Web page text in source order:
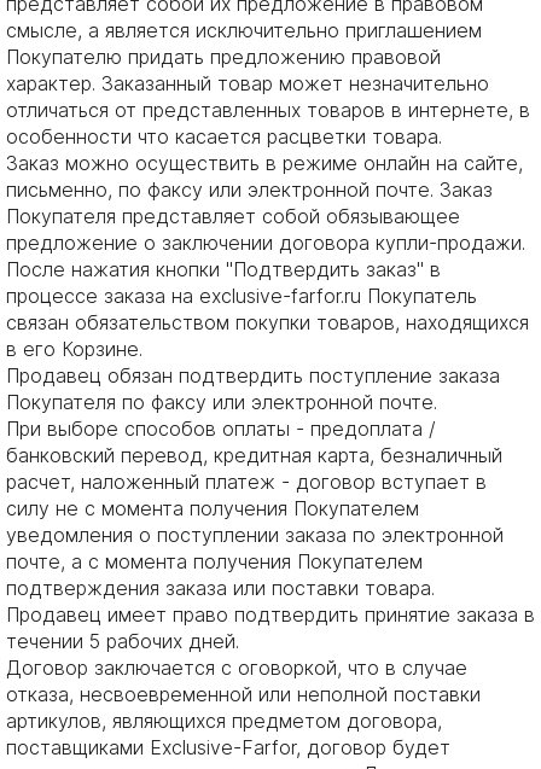
смысле, а является исключительно приглашением
Покупателю придать предложению правовой
характер. Заказанный товар может незначительно
отличаться от представленных товаров в интернете, в
особенности что касается расцветки товара.
Заказ можно осуществить в режиме онлайн на сайте,
письменно, по факсу или электронной почте. Заказ
Покупателя представляет собой обязывающее
предложение о заключении договора купли-продажи.
После нажатия кнопки "Подтвердить заказ" в
процессе заказа на exclusive-farfor.ru Покупатель
связан обязательством покупки товаров, находящихся
в его Корзине.
Продавец обязан подтвердить поступление заказа
Покупателя по факсу или электронной почте.
При выборе способов оплаты - предоплата /
банковский перевод, кредитная карта, безналичный
расчет, наложенный платеж - договор вступает в
силу не с момента получения Покупателем
уведомления о поступлении заказа по электронной
почте, а с момента получения Покупателем
подтверждения заказа или поставки товара.
Продавец имеет право подтвердить принятие заказа в
течении 5 рабочих дней.
Договор заключается с оговоркой, что в случае
отказа, несвоевременной или неполной поставки
артикулов, являющихся предметом договора,
поставщиками Exclusive-Farfor, договор будет